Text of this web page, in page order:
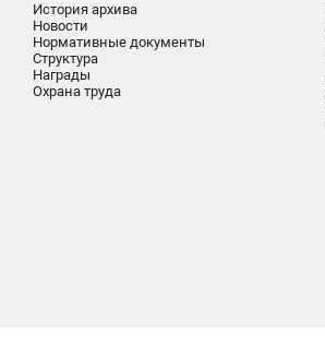
История архива
Новости
Нормативные документы
Структура
Награды
Охрана труда